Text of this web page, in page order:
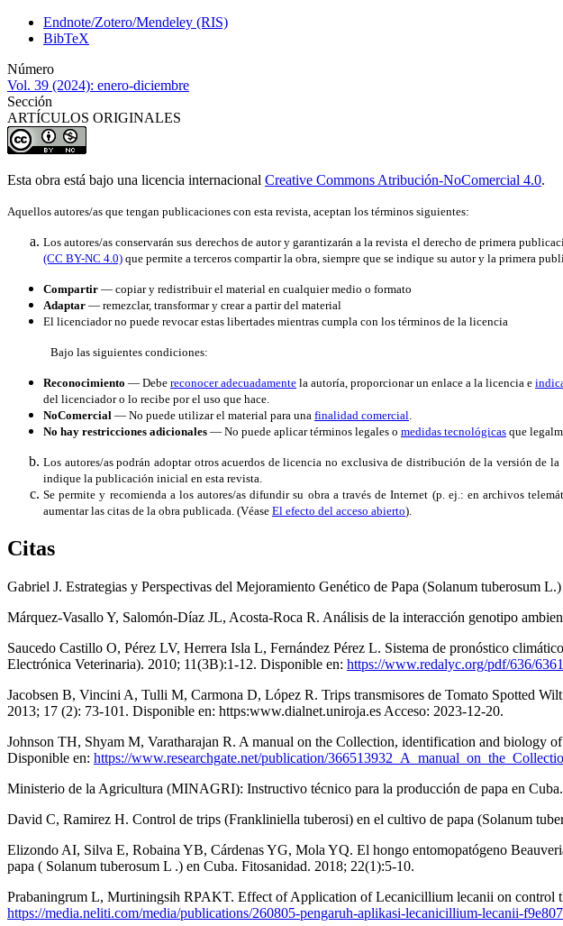
Endnote/Zotero/Mendeley (RIS)
BibTeX
Número
Vol. 39 (2024): enero-diciembre
Sección
ARTÍCULOS ORIGINALES
Esta obra está bajo una licencia internacional Creative Commons Atribución-NoComercial 4.0.
Aquellos autores/as que tengan publicaciones con esta revista, aceptan los términos siguientes:
Los autores/as conservarán sus derechos de autor y garantizarán a la revista el derecho de primera
(CC BY-NC 4.0) que permite a terceros compartir la obra, siempre que se indique su autor y la primera
Compartir — copiar y redistribuir el material en cualquier medio o formato
Adaptar — remezclar, transformar y crear a partir del material
El licenciador no puede revocar estas libertades mientras cumpla con los términos de la licencia
Bajo las siguientes condiciones:
Reconocimiento — Debe reconocer adecuadamente la autoría, proporcionar un enlace a la licencia e
del licenciador o lo recibe por el uso que hace.
NoComercial — No puede utilizar el material para una finalidad comercial.
No hay restricciones adicionales — No puede aplicar términos legales o medidas tecnológicas que
Los autores/as podrán adoptar otros acuerdos de licencia no exclusiva de distribución de la versión
indique la publicación inicial en esta revista.
Se permite y recomienda a los autores/as difundir su obra a través de Internet (p. ej.: en archivos
aumentar las citas de la obra publicada. (Véase El efecto del acceso abierto).
Citas
Gabriel J. Estrategias y Perspectivas del Mejoramiento Genético de Papa (Solanum
Márquez-Vasallo Y, Salomón-Díaz JL, Acosta-Roca R. Análisis de la interacción genotipo
Saucedo Castillo O, Pérez LV, Herrera Isla L, Fernández Pérez L. Sistema de pronóstico
Electrónica Veterinaria). 2010; 11(3B):1-12. Disponible en: https://www.redalyc.org/pdf/636/
Jacobsen B, Vincini A, Tulli M, Carmona D, López R. Trips transmisores de Tomato Spotted
2013; 17 (2): 73-101. Disponible en: https:www.dialnet.uniroja.es Acceso: 2023-12-20.
Johnson TH, Shyam M, Varatharajan R. A manual on the Collection, identification and biology
Disponible en: https://www.researchgate.net/publication/
Ministerio de la Agricultura (MINAGRI): Instructivo técnico para la producción de papa en
David C, Ramirez H. Control de trips (Frankliniella tuberosi) en el cultivo de papa (Solanum
Elizondo AI, Silva E, Robaina YB, Cárdenas YG, Mola YQ. El hongo entomopatógeno
papa ( Solanum tuberosum L .) en Cuba. Fitosanidad. 2018; 22(1):5-10.
Prabaningrum L, Murtiningsih RPAKT. Effect of Application of Lecanicillium lecanii on control
https://media.neliti.com/media/publications/260805-pengaruh-aplikasi-lecanicillium-lecanii-